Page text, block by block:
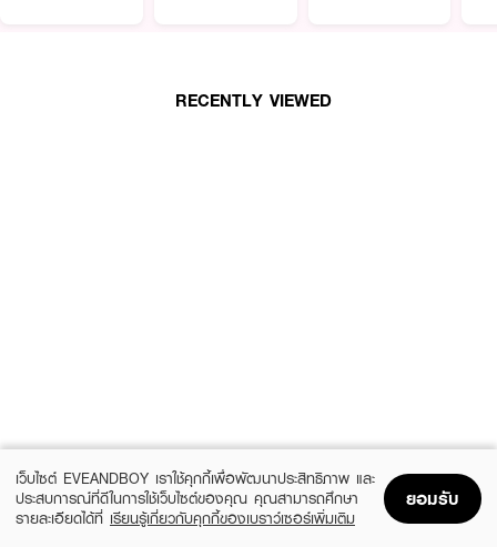
RECENTLY VIEWED
เว็บไซต์ EVEANDBOY เราใช้คุกกี้เพื่อพัฒนาประสิทธิภาพ และ
ประสบการณ์ที่ดีในการใช้เว็บไซต์ของคุณ คุณสามารถศึกษา
รายละเอียดได้ที่ เรียนรู้เกี่ยวกับคุกกี้ของเบราว์เซอร์เพิ่มเติม
ยอมรับ